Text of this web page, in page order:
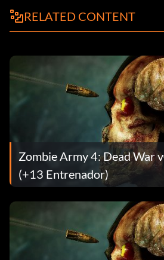
RELATED CONTENT
Zombie Army 4: Dead War
(+13 Entrenador)